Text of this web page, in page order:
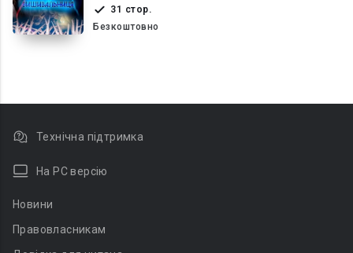
31 стор.
Безкоштовно
Технічна підтримка
На PC версію
Новини
Правовласникам